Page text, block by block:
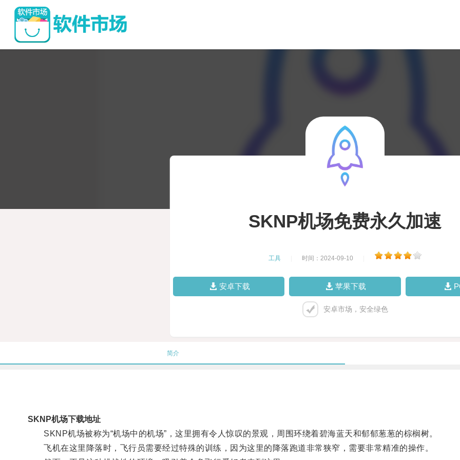
SKNP机场免费永久加速
工具 时间：2024-09-10
安卓下载 苹果下载
安卓市场，安全绿色
简介
SKNP机场下载地址
SKNP机场被称为“机场中的机场”，这里拥有令人惊叹的景观，周围环绕着碧海蓝天和郁郁葱葱的棕榈树。
飞机在这里降落时，飞行员需要经过特殊的训练，因为这里的降落跑道非常狭窄，需要非常精准的操作。